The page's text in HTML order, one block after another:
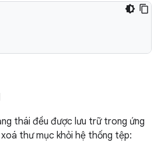
thái đều được lưu trữ trong ứng
thư mục khỏi hệ thống tệp: